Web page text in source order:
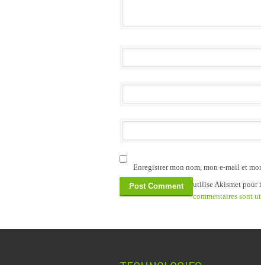
Enregistrer mon nom, mon e-mail et
utilise Akismet pour
commentaires sont